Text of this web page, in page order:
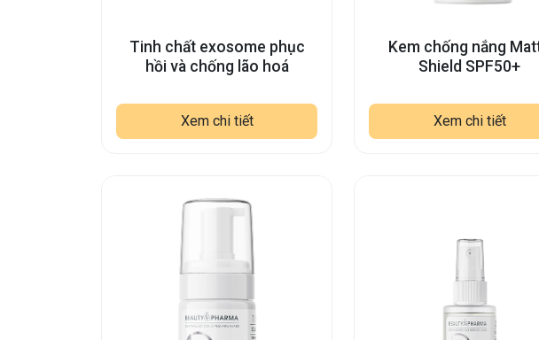
Tinh chất exosome phục
hồi và chống lão hoá
Xem chi tiết
Kem chống nắng
Shield SPF50+
Xem chi tiết